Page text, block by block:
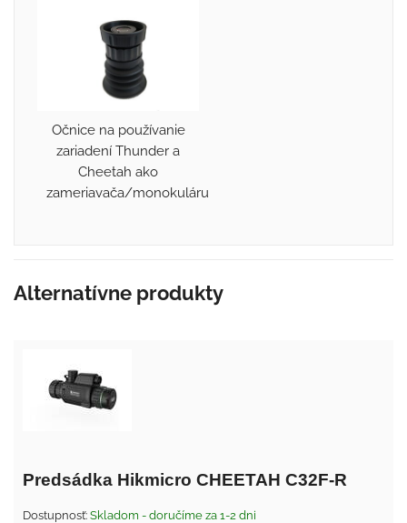
Očnice na používanie
zariadení Thunder a
Cheetah ako
zameriavača/monokuláru
Alternatívne produkty
Predsádka Hikmicro CHEETAH C32F-R
Dostupnosť: Skladom - doručíme za 1-2 dni